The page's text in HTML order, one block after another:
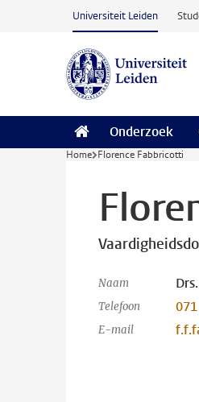
Ga naar hoofdinhoud
Universiteit Leiden
Onderzoek
Home Florence Fabbricotti
Naam
Telefoon
E-mail